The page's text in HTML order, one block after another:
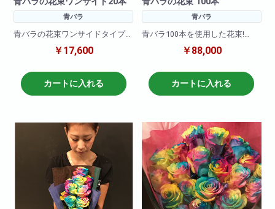
青バラ
青バラの花束ワンサイドタイプ
です。お客様の大切な記念日、
イベントにあわせてお届けしま
￥17,600
カートに入れる
青バラ
青バラ100本を使用した花束!
大事な記念日に・誕生日にイン
に最適です!
※お花の仕入れの関係上入荷出来
ない場合もございますので
ご了承下さいませ。
￥88,000
カートに入れる